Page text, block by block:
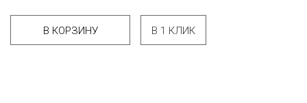
В КОРЗИНУ В 1 КЛИК